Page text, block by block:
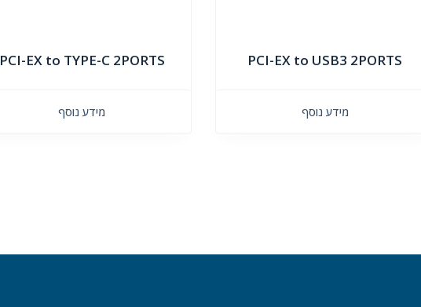
PCI-EX to USB3 2PORTS
מידע נוסף
PCI-EX to TYPE-C 2PORTS
מידע נוסף